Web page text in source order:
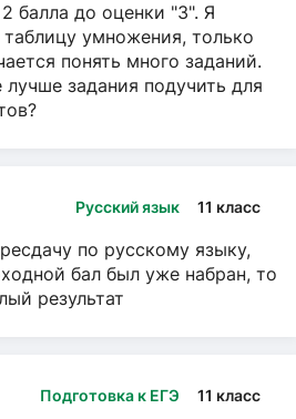
балла до оценки "3". Я
умножения, только
понять много заданий.
задания подучить для
Русский язык 11 класс
по русскому языку,
бал был уже набран, то
результат
Подготовка к ЕГЭ 11 класс